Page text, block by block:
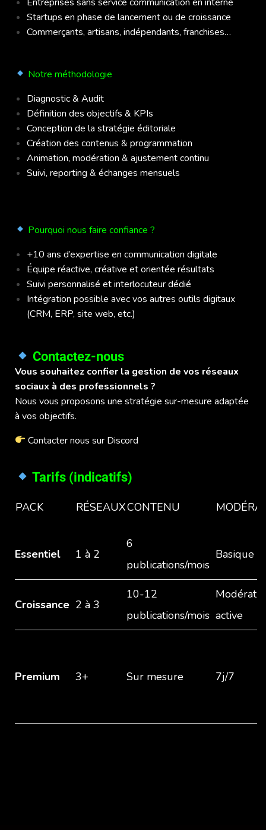
Startups en phase de lancement ou de croissance
Commerçants, artisans, indépendants, franchises…
Notre méthodologie
Diagnostic & Audit
Définition des objectifs & KPIs
Conception de la stratégie éditoriale
Création des contenus & programmation
Animation, modération & ajustement continu
Suivi, reporting & échanges mensuels
Pourquoi nous faire confiance ?
+10 ans d’expertise en communication digitale
Équipe réactive, créative et orientée résultats
Suivi personnalisé et interlocuteur dédié
Intégration possible avec vos autres outils digitaux
(CRM, ERP, site web, etc.)
Contactez-nous
Vous souhaitez confier la gestion de vos réseaux
sociaux à des professionnels ?
Nous vous proposons une stratégie sur-mesure adaptée
à vos objectifs.
Contacter nous sur Discord
Tarifs (indicatifs)
PACK RÉSEAUXCONTENU
Essentiel 1 à 2
6
publications/mois
Basique
Croissance 2 à 3
10-12
publications/mois active
Premium 3+ Sur mesure 7j/7